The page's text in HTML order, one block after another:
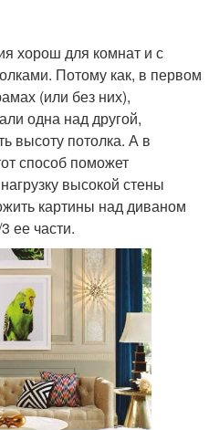
хорош для комнат и с
Потому как, в первом
(или без них),
одна над другой,
высоту потолка. А в
способ поможет
высокой стены
картины над диваном
ее части.